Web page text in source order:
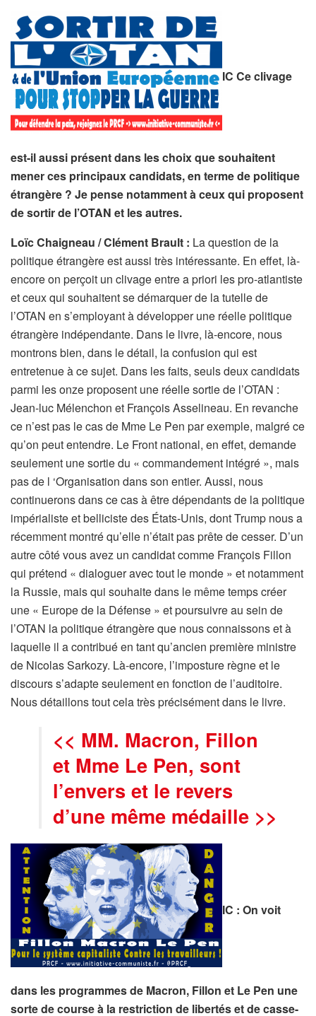
IC Ce clivage
est-il aussi présent dans les choix que souhaitent
mener ces principaux candidats, en terme de politique
étrangère ? Je pense notamment à ceux qui proposent
de sortir de l’OTAN et les autres.
Loïc Chaigneau / Clément Brault : La question de la
politique étrangère est aussi très intéressante. En effet, là-
encore on perçoit un clivage entre a priori les pro-atlantiste
et ceux qui souhaitent se démarquer de la tutelle de
l’OTAN en s’employant à développer une réelle politique
étrangère indépendante. Dans le livre, là-encore, nous
montrons bien, dans le détail, la confusion qui est
entretenue à ce sujet. Dans les faits, seuls deux candidats
parmi les onze proposent une réelle sortie de l’OTAN :
Jean-luc Mélenchon et François Asselineau. En revanche
ce n’est pas le cas de Mme Le Pen par exemple, malgré ce
qu’on peut entendre. Le Front national, en effet, demande
seulement une sortie du « commandement intégré », mais
pas de l ‘Organisation dans son entier. Aussi, nous
continuerons dans ce cas à être dépendants de la politique
impérialiste et belliciste des États-Unis, dont Trump nous a
récemment montré qu’elle n’était pas prête de cesser. D’un
autre côté vous avez un candidat comme François Fillon
qui prétend « dialoguer avec tout le monde » et notamment
la Russie, mais qui souhaite dans le même temps créer
une « Europe de la Défense » et poursuivre au sein de
l’OTAN la politique étrangère que nous connaissons et à
laquelle il a contribué en tant qu’ancien première ministre
de Nicolas Sarkozy. Là-encore, l’imposture règne et le
discours s’adapte seulement en fonction de l’auditoire.
Nous détaillons tout cela très précisément dans le livre.
<< MM. Macron, Fillon
et Mme Le Pen, sont
l’envers et le revers
d’une même médaille >>
IC : On voit
dans les programmes de Macron, Fillon et Le Pen une
sorte de course à la restriction de libertés et de casse-